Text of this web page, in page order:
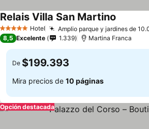
5 Estrellas Hotel Amplio parque y jardines de
Relais Villa San Martino
8,5 Excelente 1.339 Martina Franca
De $199.393
Mira precios de 10 páginas
Opción destacada